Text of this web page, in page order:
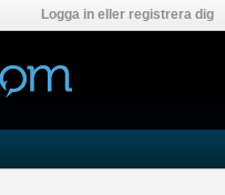
Logga in eller registrera dig